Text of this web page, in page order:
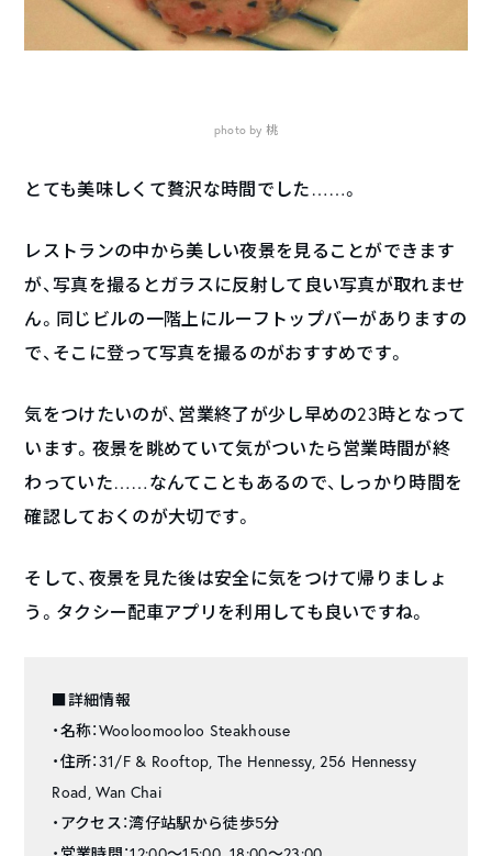
photo by 桃
とても美味しくて贅沢な時間でした……。
レストランの中から美しい夜景を見ることができます
が、写真を撮るとガラスに反射して良い写真が取れませ
ん。同じビルの一階上にルーフトップバーがありますの
で、そこに登って写真を撮るのがおすすめです。
気をつけたいのが、営業終了が少し早めの23時となって
います。夜景を眺めていて気がついたら営業時間が終
わっていた……なんてこともあるので、しっかり時間を
確認しておくのが大切です。
そして、夜景を見た後は安全に気をつけて帰りましょ
う。タクシー配車アプリを利用しても良いですね。
■詳細情報
・名称：Wooloomooloo Steakhouse
・住所：31/F & Rooftop, The Hennessy, 256 Hennessy
Road, Wan Chai
・アクセス：湾仔站駅から徒歩5分